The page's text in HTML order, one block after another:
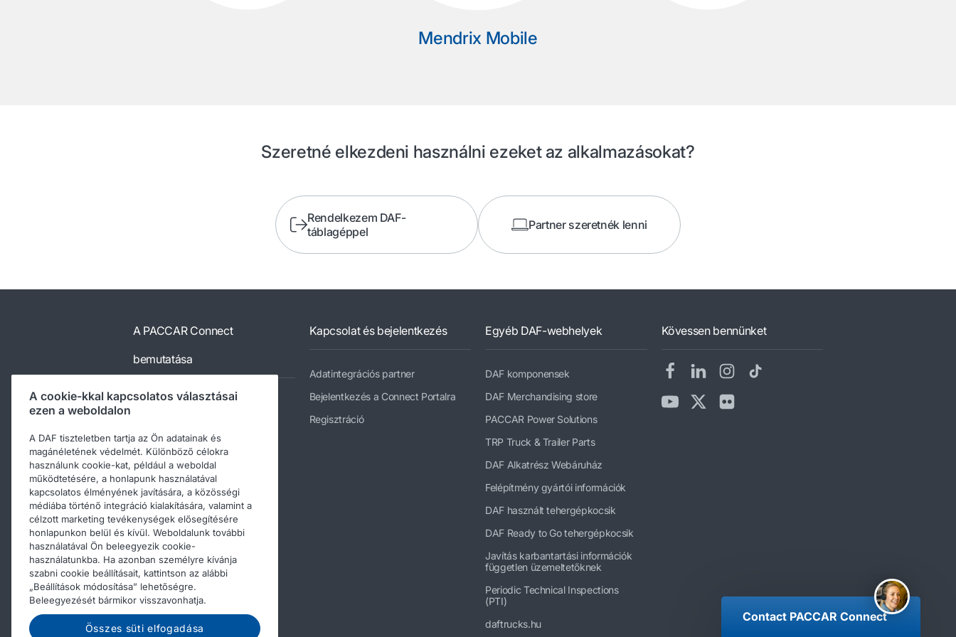
Contact PACCAR Connect
Mendrix Mobile
Szeretné elkezdeni használni ezeket az alkalmazásokat?
Rendelkezem DAF-
táblagéppel
Partner szeretnék lenni
A PACCAR Connect
bemutatása
Portal Services
Mobile Services
PACCAR Connect-értékek
Támogatás és GYIK
Kapcsolatfelvétel a PACCAR
Connect munkatársaival
Kapcsolat és bejelentkezés
Adatintegrációs partner
Bejelentkezés a Connect Portalra
Regisztráció
Egyéb DAF-webhelyek
DAF komponensek
DAF Merchandising store
PACCAR Power Solutions
TRP Truck & Trailer Parts
DAF Alkatrész Webáruház
Felépítmény gyártói információk
DAF használt tehergépkocsik
DAF Ready to Go tehergépkocsik
Javítás karbantartási információk
független üzemeltetőknek
Periodic Technical Inspections
(PTI)
daftrucks.hu
Kövessen bennünket
A cookie-kkal kapcsolatos választásai
ezen a weboldalon
A DAF tiszteletben tartja az Ön adatainak és
magánéletének védelmét. Különböző célokra
használunk cookie-kat, például a weboldal
működtetésére, a honlapunk használatával
kapcsolatos élményének javítására, a közösségi
médiába történő integráció kialakítására, valamint a
célzott marketing tevékenységek elősegítésére
honlapunkon belül és kívül. Weboldalunk további
használatával Ön beleegyezik cookie-
használatunkba. Ha azonban személyre kívánja
szabni cookie beállításait, kattintson az alábbi
„Beállítások módosítása” lehetőségre.
Beleegyezését bármikor visszavonhatja.
Összes süti elfogadása